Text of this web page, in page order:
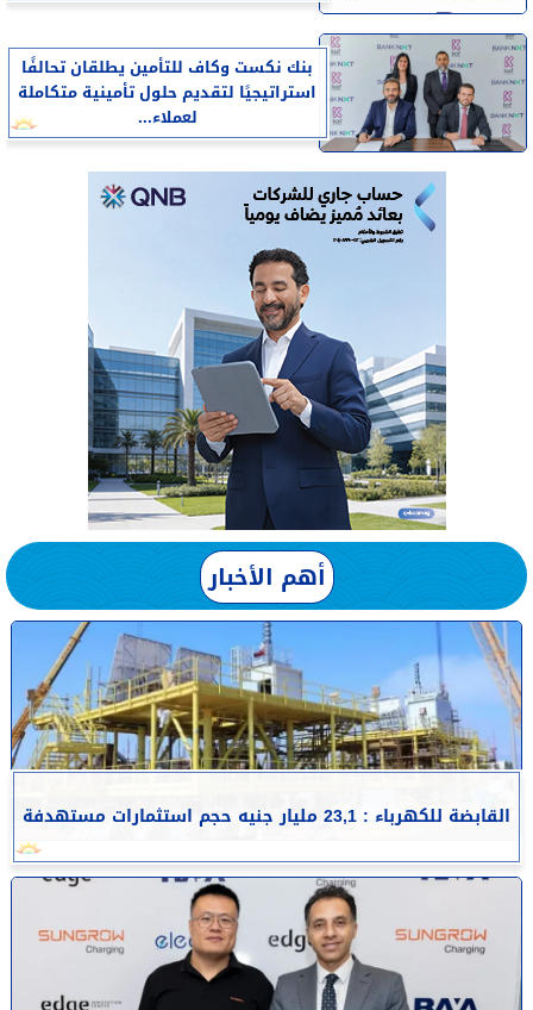
بنك نكست وكاف للتأمين يطلقان تحالفًا
استراتيجيًا لتقديم حلول تأمينية متكاملة
لعملاء...
أهم الأخبار
القابضة للكهرباء : 23,1 مليار جنيه حجم استثمارات مستهدفة